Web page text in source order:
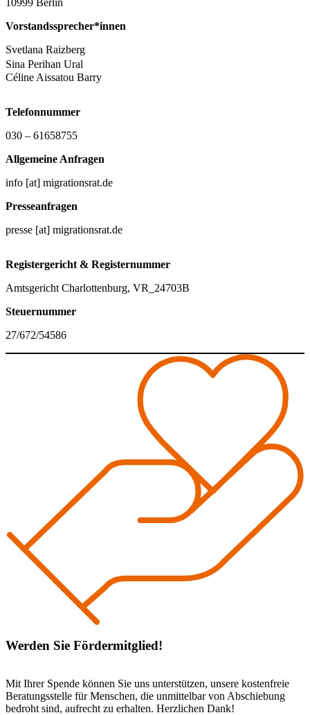
10999 Berlin
Vorstandssprecher*innen
Svetlana Raizberg
Sina Perihan Ural
Céline Aissatou Barry
Telefonnummer
030 – 61658755
Allgemeine Anfragen
info [at] migrationsrat.de
Presseanfragen
presse [at] migrationsrat.de
Registergericht & Registernummer
Amtsgericht Charlottenburg, VR_24703B
Steuernummer
27/672/54586
Werden Sie Fördermitglied!
Mit Ihrer Spende können Sie uns unterstützen, unsere kostenfreie
Beratungsstelle für Menschen, die unmittelbar von Abschiebung
bedroht sind, aufrecht zu erhalten. Herzlichen Dank!